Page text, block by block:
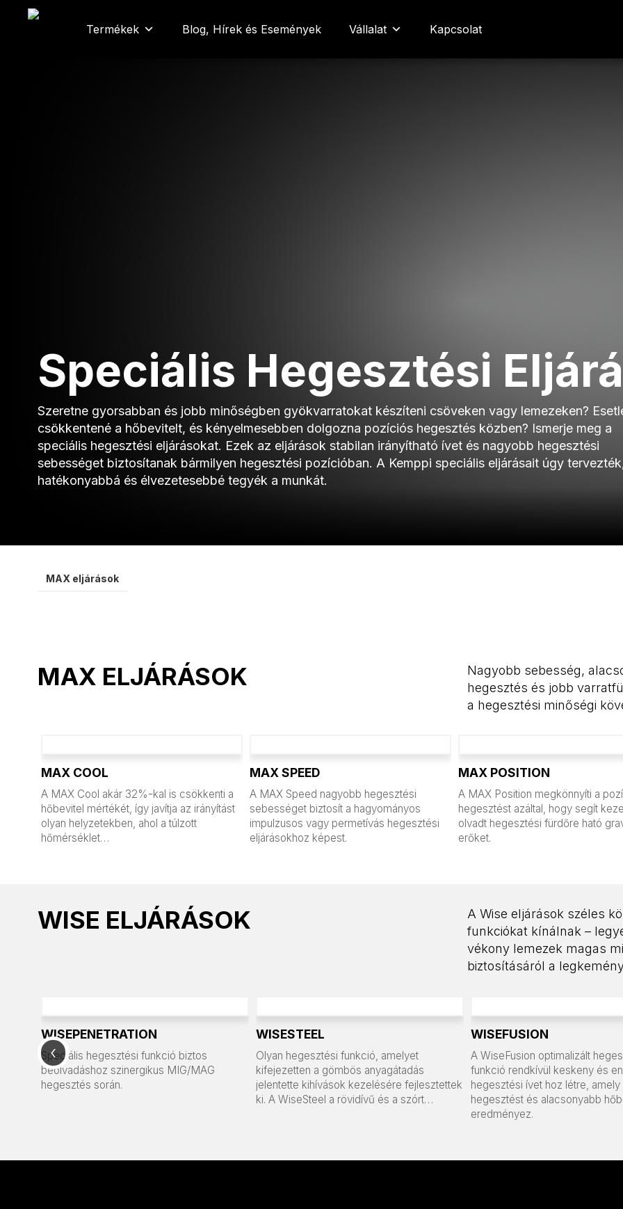
Kilépés
Termékek Blog, Hírek és Események Vállalat Kapcsolat
Speciális Hegesztési
Szeretne gyorsabban és jobb minőségben gyökvarratokat készíteni csöveken vagy lemezeken?
csökkentené a hőbevitelt, és kényelmesebben dolgozna pozíciós hegesztés közben? Ismerje meg a
speciális hegesztési eljárásokat. Ezek az eljárások stabilan irányítható ívet és nagyobb hegesztési
sebességet biztosítanak bármilyen hegesztési pozícióban. A Kemppi speciális eljárásait úgy
hatékonyabbá és élvezetesebbé tegyék a munkát.
MAX eljárások
MAX ELJÁRÁSOK
Nagyobb sebesség,
hegesztés és jobb
a hegesztési minőségi
MAX COOL
A MAX Cool akár 32%-kal is csökkenti a
hőbevitel mértékét, így javítja az irányítást
olyan helyzetekben, ahol a túlzott
hőmérséklet…
MAX SPEED
A MAX Speed nagyobb hegesztési
sebességet biztosít a hagyományos
impulzusos vagy permetívás hegesztési
eljárásokhoz képest.
MAX POSITION
A MAX Position megkönnyíti a
hegesztést azáltal, hogy segít
olvadt hegesztési fürdőre ható
erőket.
WISE ELJÁRÁSOK
A Wise eljárások széles
funkciókat kínálnak –
vékony lemezek magas
biztosításáról a
WISEPENETRATION
Speciális hegesztési funkció biztos
beolvadáshoz szinergikus MIG/MAG
hegesztés során.
WISESTEEL
Olyan hegesztési funkció, amelyet
kifejezetten a gömbös anyagátadás
jelentette kihívások kezelésére fejlesztettek
ki. A WiseSteel a rövidívű és a szórt…
WISEFUSION
A WiseFusion optimalizált
funkció rendkívül keskeny és
hegesztési ívet hoz létre,
hegesztést és alacsonyabb
eredményez.
‹